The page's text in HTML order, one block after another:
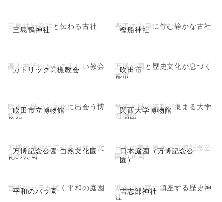
三島鴨神社
三島神社発祥と伝わる古社 樫船神社
樫田の山里に佇む静かな古社
カトリック高槻教会
高山右近ゆかりの美しい教会 吹田市
万博公園と歴史文化が息づく
都市
吹田市立博物館
吹田の歴史と文化に出会う博
物館
関西大学博物館
学術と歴史資料が集まる大学
博物館
万博記念公園 自然文化園
万博の跡地に広がる自然と文
化の公園
日本庭園（万博記念公
園）
日本の美を集めた万博記念公
園の庭園
平和のバラ園
世界のバラが咲く平和の庭園 吉志部神社
紫金山の森に鎮座する歴史神
社